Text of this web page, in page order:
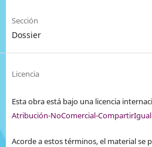
Sección
Dossier
Licencia
Esta obra está bajo una licencia
Atribución-NoComercial-CompartirIgual
Acorde a estos términos, el material se